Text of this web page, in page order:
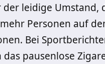
leidige Umstand,
Personen auf
Bei
pausenlose